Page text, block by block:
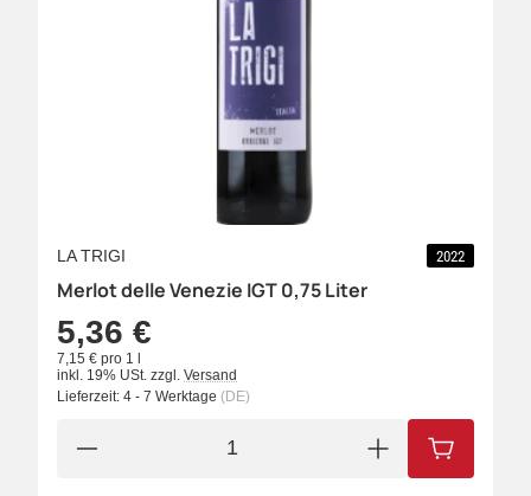
LA TRIGI 2022
Merlot delle Venezie IGT 0,75 Liter
5,36 €
7,15 € pro 1 l
inkl. 19% USt. zzgl. Versand
Lieferzeit: 4 - 7 Werktage (DE)
IN DEN